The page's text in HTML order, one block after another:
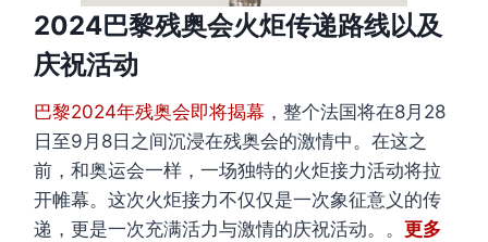
2024巴黎残奥会火炬传递路线以及
庆祝活动
巴黎2024年残奥会即将揭幕 ，整个法国将在8月28
日至9月8日之间沉浸在残奥会的激情中。在这之
前，和奥运会一样，一场独特的火炬接力活动将拉
开帷幕。这次火炬接力不仅仅是一次象征意义的传
递，更是一次充满活力与激情的庆祝活动。。更多